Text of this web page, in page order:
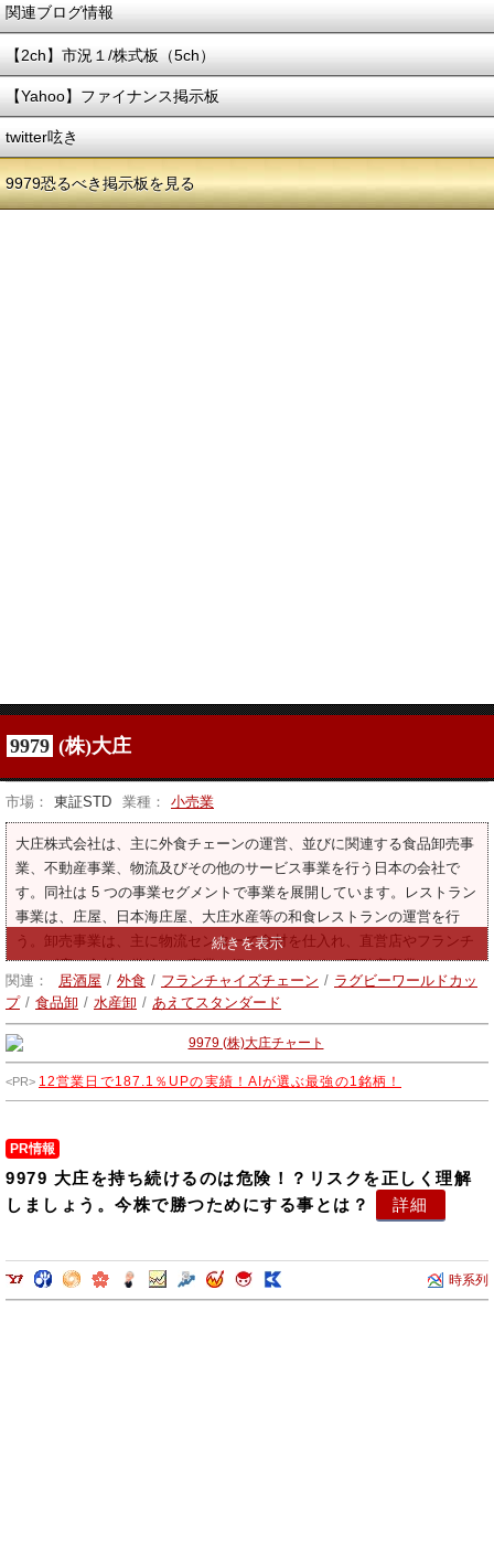
関連ブログ情報
【2ch】市況１/株式板（5ch）
【Yahoo】ファイナンス掲示板
twitter呟き
9979恐るべき掲示板を見る
9979 (株)大庄
市場： 東証STD 業種： 小売業
大庄株式会社は、主に外食チェーンの運営、並びに関連する食品卸売事
業、不動産事業、物流及びその他のサービス事業を行う日本の会社で
す。同社は 5 つの事業セグメントで事業を展開しています。レストラン
事業は、庄屋、日本海庄屋、大庄水産等の和食レストランの運営を行
う。卸売事業は、主に物流センターで食材を仕入れ、直営店やフランチ
ャイズ店へ食材を供給する事業を行っております。不動産事業は、ビル
テナントの賃貸及び管理を行う。物流事業は食品、酒類、飲料の配送を
行う。飲料水の製造・販売、業務用エアコンの洗浄・メンテナンス、食
器・調理器具の販売も行っております。
関連： 居酒屋 / 外食 / フランチャイズチェーン / ラグビーワールドカッ
プ / 食品卸 / 水産卸 / あえてスタンダード
12営業日で187.1％UPの実績！AIが選ぶ最強の1銘柄！
PR情報
9979 大庄を持ち続けるのは危険！？リスクを正しく理解
しましょう。今株で勝つためにする事とは？
詳細
時系列